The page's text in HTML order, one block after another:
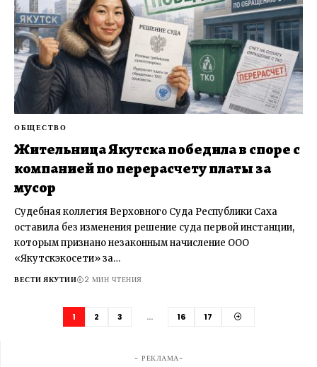
ОБЩЕСТВО
Жительница Якутска победила в споре с
компанией по перерасчету платы за
мусор
Судебная коллегия Верховного Суда Республики Саха
оставила без изменения решение суда первой инстанции,
которым признано незаконным начисление ООО
«Якутскэкосети» за…
ВЕСТИ ЯКУТИИ 2 МИН ЧТЕНИЯ
1 2 3 … 16 17
- РЕКЛАМА-